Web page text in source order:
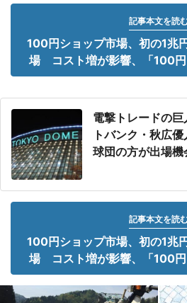
記事本文を読
100円ショップ市場、初の1兆
場 コスト増が影響、「100円
電撃トレードの
トバンク・秋広
球団の方が出場
記事本文を読
100円ショップ市場、初の1兆
場 コスト増が影響、「100円